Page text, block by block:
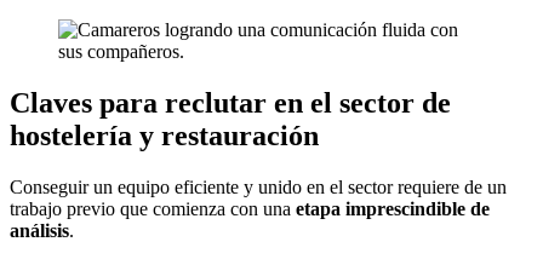
Claves para reclutar en el sector de
hostelería y restauración
Conseguir un equipo eficiente y unido en el sector requiere de un
trabajo previo que comienza con una etapa imprescindible de
análisis.